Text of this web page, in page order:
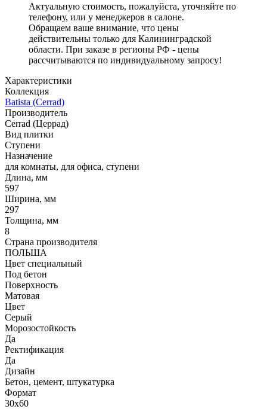
Актуальную стоимость, пожалуйста, уточняйте по
телефону, или у менеджеров в салоне.
Обращаем ваше внимание, что цены
действительны только для Калининградской
области. При заказе в регионы РФ - цены
рассчитываются по индивидуальному запросу!
Характеристики
Коллекция
Batista (Cerrad)
Производитель
Cerrad (Церрад)
Вид плитки
Ступени
Назначение
для комнаты, для офиса, ступени
Длина, мм
597
Ширина, мм
297
Толщина, мм
8
Страна производителя
ПОЛЬША
Цвет специальный
Под бетон
Поверхность
Матовая
Цвет
Серый
Морозостойкость
Да
Ректификация
Да
Дизайн
Бетон, цемент, штукатурка
Формат
30x60